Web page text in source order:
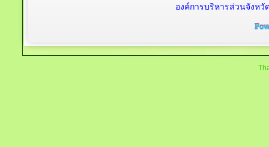
องค์การบริหารส่วนจังหวั